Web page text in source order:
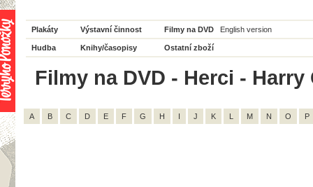
Plakáty Výstavní činnost Filmy na DVD English version
Hudba Knihy/časopisy Ostatní zboží
Filmy na DVD - Herci -
A B C D E F G H I J K L M N O P